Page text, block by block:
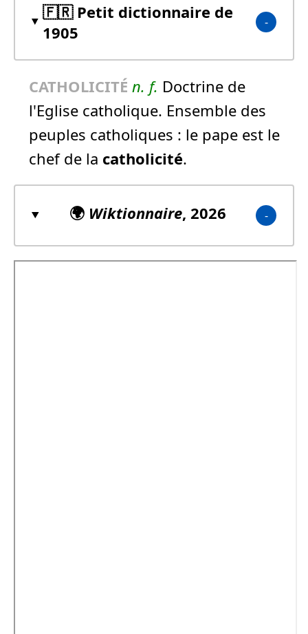
🇫🇷 Petit dictionnaire de
1905
CATHOLICITÉ n. f. Doctrine de
l'Eglise catholique. Ensemble des
peuples catholiques : le pape est le
chef de la catholicité.
🌍 Wiktionnaire, 2026